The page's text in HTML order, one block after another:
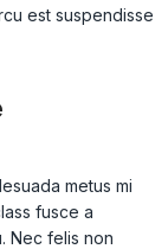
est suspendisse
metus mi
fusce a
Nec felis non